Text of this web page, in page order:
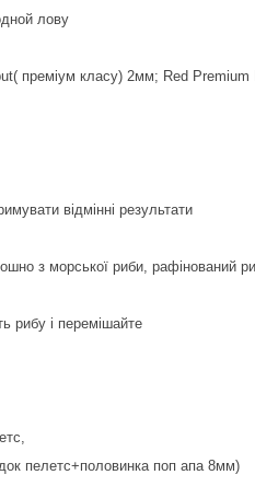
лову
преміум класу) 2мм; Red
відмінні результати
з морської риби, рафінований
рибу і перемішайте
пелетс+половинка поп апа 8мм)